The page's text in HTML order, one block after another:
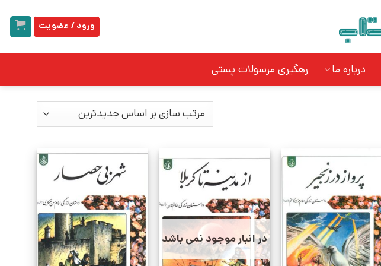
ورود / عضویت
درباره ما رهگیری مرسولات پستی
در انبار موجود نمی باشد